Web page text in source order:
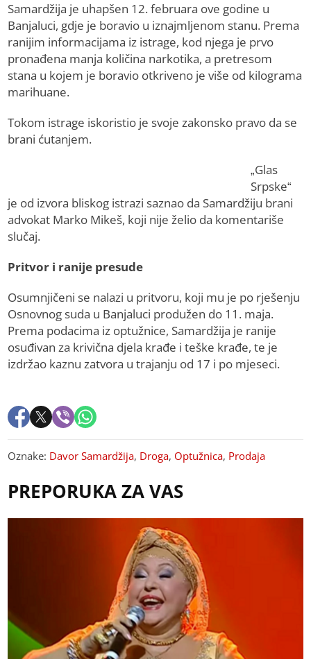
Samardžija je uhapšen 12. februara ove godine u
Banjaluci, gdje je boravio u iznajmljenom stanu. Prema
ranijim informacijama iz istrage, kod njega je prvo
pronađena manja količina narkotika, a pretresom
stana u kojem je boravio otkriveno je više od kilograma
marihuane.
Tokom istrage iskoristio je svoje zakonsko pravo da se
brani ćutanjem.
„Glas
Srpske“
je od izvora bliskog istrazi saznao da Samardžiju brani
advokat Marko Mikeš, koji nije želio da komentariše
slučaj.
Pritvor i ranije presude
Osumnjičeni se nalazi u pritvoru, koji mu je po rješenju
Osnovnog suda u Banjaluci produžen do 11. maja.
Prema podacima iz optužnice, Samardžija je ranije
osuđivan za krivična djela krađe i teške krađe, te je
izdržao kaznu zatvora u trajanju od 17 i po mjeseci.
Oznake: Davor Samardžija, Droga, Optužnica, Prodaja
PREPORUKA ZA VAS